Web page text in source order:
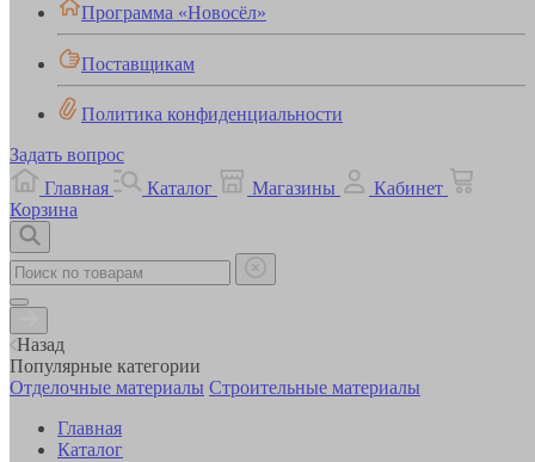
Программа «Новосёл»
Поставщикам
Политика конфиденциальности
Задать вопрос
Главная
Каталог Магазины
Кабинет
Корзина
Назад
Популярные категории
Отделочные материалы Строительные материалы
Главная
Каталог